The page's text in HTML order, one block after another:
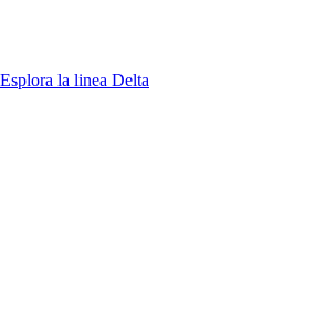
Esplora la linea Delta